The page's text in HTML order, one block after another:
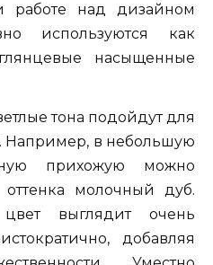
работе над дизайном
используются как
насыщенные
тона подойдут для
Например, в небольшую
прихожую можно
оттенка молочный дуб.
выглядит очень
добавляя